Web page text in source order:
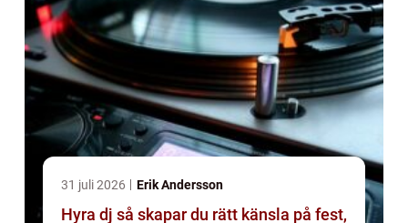
31 juli 2026 Erik Andersson
Hyra dj så skapar du rätt känsla på fest,